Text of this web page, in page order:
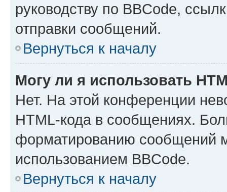
руководству по BBCode,
отправки сообщений.
Вернуться к началу
Могу ли я использовать
Нет. На этой конференции
HTML-кода в сообщениях.
форматированию сообщений
использованием BBCode.
Вернуться к началу